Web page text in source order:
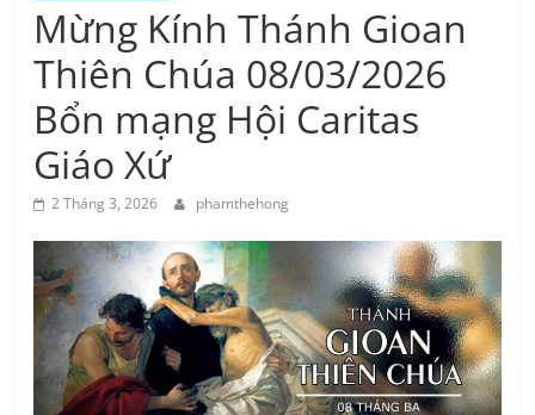
Mừng Kính Thánh Gioan
Thiên Chúa 08/03/2026
Bổn mạng Hội Caritas
Giáo Xứ
2 Tháng 3, 2026 phamthehong